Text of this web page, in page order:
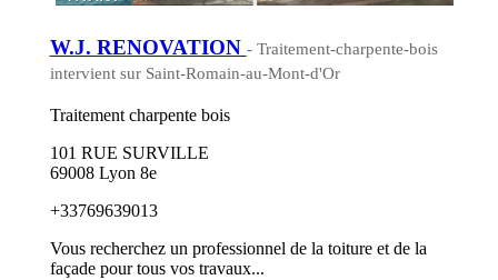
W.J. RENOVATION - Traitement-charpente-bois
intervient sur Saint-Romain-au-Mont-d'Or
Traitement charpente bois
101 RUE SURVILLE
69008 Lyon 8e
+33769639013
Vous recherchez un professionnel de la toiture et de la
façade pour tous vos travaux...